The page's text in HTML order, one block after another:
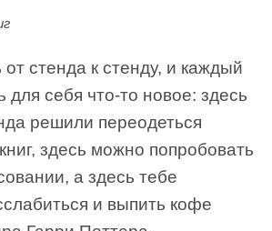
стенда к стенду, и каждый
для себя что-то новое: здесь
решили переодеться
здесь можно попробовать
а здесь тебе
и выпить кофе